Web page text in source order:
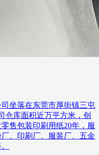
坐落在东莞市厚街镇三屯
仓库面积近万平方米，创
售包装印刷用纸20年，服
、印刷厂、服装厂、五金